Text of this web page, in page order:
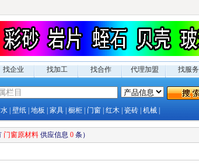
找企业 找加工 找合作 代理加盟 找服务
壁纸 地板 家具 橱柜 门窗 红木 瓷砖 机械
门窗原材料 供应信息 0 条）